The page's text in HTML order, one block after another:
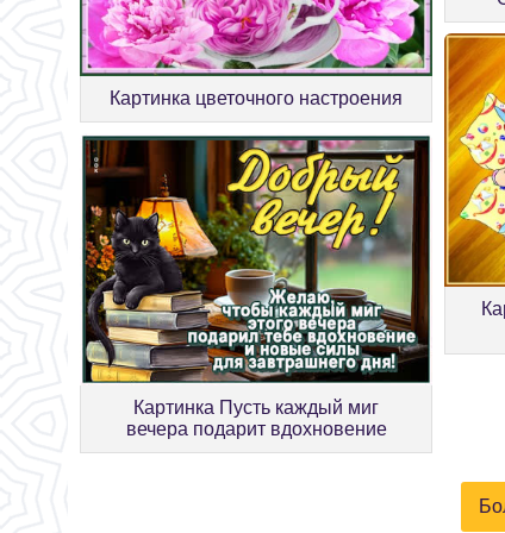
Картинка цветочного настроения
Картинка Пусть каждый миг
вечера подарит вдохновение